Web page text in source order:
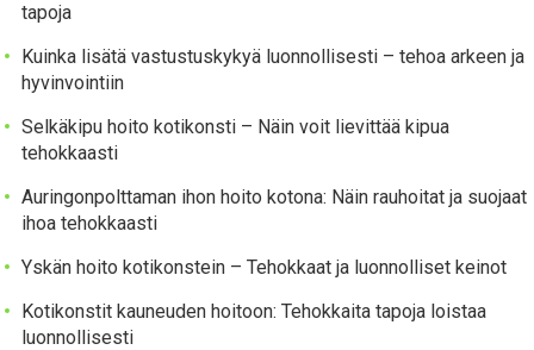
tapoja
Kuinka lisätä vastustuskykyä luonnollisesti – tehoa arkeen ja
hyvinvointiin
Selkäkipu hoito kotikonsti – Näin voit lievittää kipua
tehokkaasti
Auringonpolttaman ihon hoito kotona: Näin rauhoitat ja suojaat
ihoa tehokkaasti
Yskän hoito kotikonstein – Tehokkaat ja luonnolliset keinot
Kotikonstit kauneuden hoitoon: Tehokkaita tapoja loistaa
luonnollisesti